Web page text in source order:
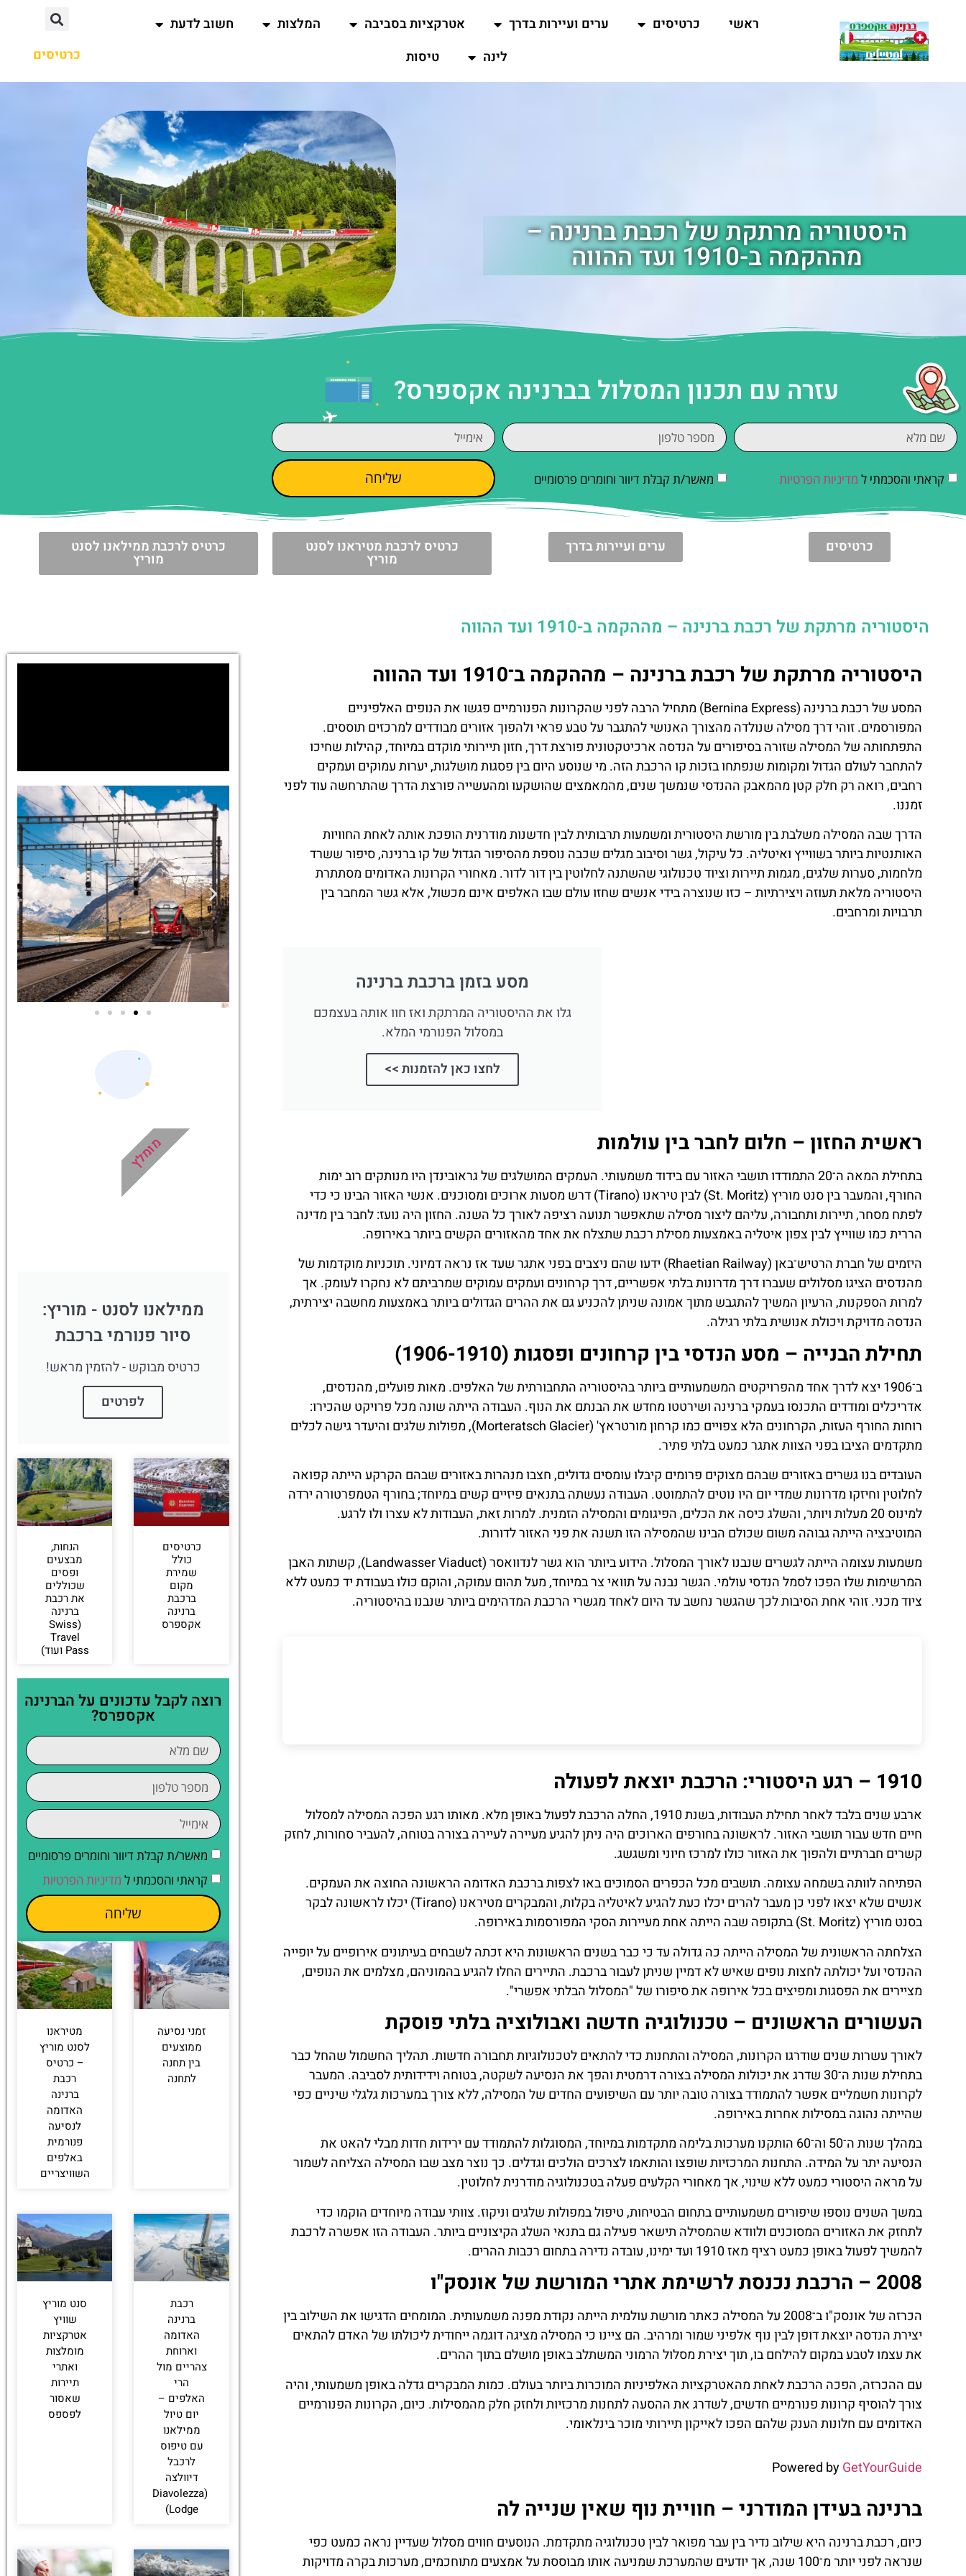
ראשי כרטיסים ערים ועיירות בדרך אטרקציות בסביבה המלצות
חשוב לדעת
לינה
טיסות כרטיסים
היסטוריה מרתקת של רכבת ברנינה –
מההקמה ב-1910 ועד ההווה
עזרה עם תכנון המסלול בברנינה אקספרס?
קראתי והסכמתי ל מדיניות הפרטיות מאשר/ת קבלת דיוור וחומרים פרסומיים שליחה
כרטיסים ערים ועיירות בדרך כרטיס לרכבת מטיראנו לסנט
מוריץ
כרטיס לרכבת ממילאנו לסנט
מוריץ
היסטוריה מרתקת של רכבת ברנינה – מההקמה ב-1910 ועד ההווה
היסטוריה מרתקת של רכבת ברנינה – מההקמה ב־1910 ועד ההווה
המסע של רכבת ברנינה (Bernina Express) מתחיל הרבה לפני שהקרונות הפנורמיים פגשו את הנופים האלפיניים
המפורסמים. זוהי דרך מסילה שנולדה מהצורך האנושי להתגבר על טבע פראי ולהפוך אזורים מבודדים למרכזים תוססים.
התפתחותה של המסילה שזורה בסיפורים על הנדסה ארכיטקטונית פורצת דרך, חזון תיירותי מוקדם במיוחד, קהילות שחיכו
להתחבר לעולם הגדול ומקומות שנפתחו בזכות קו הרכבת הזה. מי שנוסע היום בין פסגות מושלגות, יערות עמוקים ועמקים
רחבים, רואה רק חלק קטן מהמאבק ההנדסי שנמשך שנים, מהמאמצים שהושקעו ומהעשייה פורצת הדרך שהתרחשה עוד לפני
זמננו.
הדרך שבה המסילה משלבת בין מורשת היסטורית ומשמעות תרבותית לבין חדשנות מודרנית הופכת אותה לאחת החוויות
האותנטיות ביותר בשווייץ ואיטליה. כל עיקול, גשר וסיבוב מגלים שכבה נוספת מהסיפור הגדול של קו ברנינה, סיפור ששרד
מלחמות, סערות שלגים, מגמות תיירות וציוד טכנולוגי שהשתנה לחלוטין בין דור לדור. מאחורי הקרונות האדומים מסתתרת
היסטוריה מלאת תעוזה ויצירתיות – כזו שנוצרה בידי אנשים שחזו עולם שבו האלפים אינם מכשול, אלא גשר המחבר בין
תרבויות ומרחבים.
מסע בזמן ברכבת ברנינה
גלו את ההיסטוריה המרתקת ואז חוו אותה בעצמכם
במסלול הפנורמי המלא.
לחצו כאן להזמנות >>
ראשית החזון – חלום לחבר בין עולמות
בתחילת המאה ה־20 התמודדו תושבי האזור עם בידוד משמעותי. העמקים המושלגים של גראובינדן היו מנותקים רוב ימות
החורף, והמעבר בין סנט מוריץ (St. Moritz) לבין טיראנו (Tirano) דרש מסעות ארוכים ומסוכנים. אנשי האזור הבינו כי כדי
לפתח מסחר, תיירות ותחבורה, עליהם ליצור מסילה שתאפשר תנועה רציפה לאורך כל השנה. החזון היה נועז: לחבר בין מדינה
הררית כמו שווייץ לבין צפון איטליה באמצעות מסילת רכבת שתצלח את אחד מהאזורים הקשים ביותר באירופה.
היזמים של חברת הרטיש־באן (Rhaetian Railway) ידעו שהם ניצבים בפני אתגר שעד אז נראה דמיוני. תוכניות מוקדמות של
מהנדסים הציגו מסלולים שעברו דרך מדרונות בלתי אפשריים, דרך קרחונים ועמקים עמוקים שמרביתם לא נחקרו לעומק. אך
למרות הספקנות, הרעיון המשיך להתגבש מתוך אמונה שניתן להכניע גם את ההרים הגדולים ביותר באמצעות מחשבה יצירתית,
הנדסה מדויקת ויכולת אנושית בלתי רגילה.
תחילת הבנייה – מסע הנדסי בין קרחונים ופסגות (1906-1910)
ב־1906 יצא לדרך אחד מהפרויקטים המשמעותיים ביותר בהיסטוריה התחבורתית של האלפים. מאות פועלים, מהנדסים,
אדריכלים ומודדים התכנסו בעמקי ברנינה ושירטטו מחדש את הבנתם את הנוף. העבודה הייתה שונה מכל פרויקט שהכירו:
רוחות החורף העזות, הקרחונים הלא צפויים כמו קרחון מורטראץ' (Morteratsch Glacier), מפולות שלגים והיעדר גישה לכלים
מתקדמים הציבו בפני הצוות אתגר כמעט בלתי פתיר.
העובדים בנו גשרים באזורים שבהם מצוקים פרומים קיבלו עומסים גדולים, חצבו מנהרות באזורים שבהם הקרקע הייתה קפואה
לחלוטין וחיזקו מדרונות שמדי יום היו נוטים להתמוטט. העבודה נעשתה בתנאים פיזיים קשים במיוחד; בחורף הטמפרטורה ירדה
למינוס 20 מעלות ויותר, והשלג כיסה את הכלים, הפיגומים והמסילה הזמנית. למרות זאת, העבודות לא עצרו ולו לרגע.
המוטיבציה הייתה גבוהה משום שכולם הבינו שהמסילה הזו תשנה את פני האזור לדורות.
משמעות עצומה הייתה לגשרים שנבנו לאורך המסלול. הידוע ביותר הוא גשר לנדוואסר (Landwasser Viaduct), קשתות האבן
המרשימות שלו הפכו לסמל הנדסי עולמי. הגשר נבנה על תוואי צר במיוחד, מעל תהום עמוקה, והוקם כולו בעבודת יד כמעט ללא
ציוד מכני. זוהי אחת הסיבות לכך שהגשר נחשב עד היום לאחד מגשרי הרכבת המדהימים ביותר שנבנו בהיסטוריה.
1910 – רגע היסטורי: הרכבת יוצאת לפעולה
ארבע שנים בלבד לאחר תחילת העבודות, בשנת 1910, החלה הרכבת לפעול באופן מלא. מאותו רגע הפכה המסילה למסלול
חיים חדש עבור תושבי האזור. לראשונה בחורפים הארוכים היה ניתן להגיע מעיירה לעיירה בצורה בטוחה, להעביר סחורות, לחזק
קשרים חברתיים ולהפוך את האזור כולו למרכז חיוני ומשגשג.
הפתיחה לוותה בשמחה עצומה. תושבים מכל הכפרים הסמוכים באו לצפות ברכבת האדומה הראשונה החוצה את העמקים.
אנשים שלא יצאו לפני כן מעבר להרים יכלו כעת להגיע לאיטליה בקלות, והמבקרים מטיראנו (Tirano) יכלו לראשונה לבקר
בסנט מוריץ (St. Moritz) בתקופה שבה הייתה אחת מעיירות הסקי המפורסמות באירופה.
הצלחתה הראשונית של המסילה הייתה כה גדולה עד כי כבר בשנים הראשונות היא זכתה לשבחים בעיתונים אירופיים על יופייה
ההנדסי ועל יכולתה לחצות נופים שאיש לא דמיין שניתן לעבור ברכבת. התיירים החלו להגיע בהמוניהם, מצלמים את הנופים,
מציירים את הפסגות ומפיצים בכל אירופה את סיפורו של "המסלול הבלתי אפשרי".
העשורים הראשונים – טכנולוגיה חדשה ואבולוציה בלתי פוסקת
לאורך עשרות שנים שודרגו הקרונות, המסילה והתחנות כדי להתאים לטכנולוגיות תחבורה חדשות. תהליך החשמול שהחל כבר
בתחילת שנות ה־30 שדרג את יכולות המסילה בצורה דרמטית והפך את הנסיעה לשקטה, בטוחה וידידותית לסביבה. המעבר
לקרונות חשמליים אפשר להתמודד בצורה טובה יותר עם השיפועים החדים של המסילה, ללא צורך במערכות גלגלי שיניים כפי
שהייתה נהוגה במסילות אחרות באירופה.
במהלך שנות ה־50 וה־60 הותקנו מערכות בלימה מתקדמות במיוחד, המסוגלות להתמודד עם ירידות חדות מבלי להאט את
הנסיעה יתר על המידה. התחנות המרכזיות שופצו והותאמו לצרכים הולכים וגדלים. כך נוצר מצב שבו המסילה הצליחה לשמור
על מראה היסטורי כמעט ללא שינוי, אך מאחורי הקלעים פעלה בטכנולוגיה מודרנית לחלוטין.
במשך השנים נוספו שיפורים משמעותיים בתחום הבטיחות, טיפול במפולות שלגים וניקוז. צוותי עבודה מיוחדים הוקמו כדי
לתחזק את האזורים המסוכנים ולוודא שהמסילה תישאר פעילה גם בתנאי השלג הקיצוניים ביותר. העבודה הזו אפשרה לרכבת
להמשיך לפעול באופן כמעט רציף מאז 1910 ועד ימינו, עובדה נדירה בתחום רכבות ההרים.
2008 – הרכבת נכנסת לרשימת אתרי המורשת של אונסק"ו
הכרזה של אונסק"ו ב־2008 על המסילה כאתר מורשת עולמית הייתה נקודת מפנה משמעותית. המומחים הדגישו את השילוב בין
יצירת הנדסה יוצאת דופן לבין נוף אלפיני שמור ומרהיב. הם ציינו כי המסילה מציגה דוגמה ייחודית ליכולתו של האדם להתאים
את עצמו לטבע במקום להילחם בו, תוך יצירת מסלול הרמוני המשתלב באופן מושלם בתוך ההרים.
עם ההכרזה, הפכה הרכבת לאחת מהאטרקציות האלפיניות המוכרות ביותר בעולם. כמות המבקרים גדלה באופן משמעותי, והיה
צורך להוסיף קרונות פנורמיים חדשים, לשדרג את ההסעה לתחנות מרכזיות ולחזק חלק מהמסילות. כיום, הקרונות הפנורמיים
האדומים עם חלונות הענק שלהם הפכו לאייקון תיירותי מוכר בינלאומי.
Powered byGetYourGuide
ברנינה בעידן המודרני – חוויית נוף שאין שנייה לה
כיום, רכבת ברנינה היא שילוב נדיר בין עבר מפואר לבין טכנולוגיה מתקדמת. הנוסעים חווים מסלול שעדיין נראה כמעט כפי
שנראה לפני יותר מ־100 שנה, אך יודעים שהמערכת שמניעה אותו מבוססת על אמצעים מתוחכמים, מערכות בקרה מדויקות
פה!
השכרת
כרטיסים
אטרקציות
בסביבה
שאסור לכם
לפספס!
לחצו פה!
ממילאנו לסנט - מוריץ:
סיור פנורמי ברכבת
כרטיס מבוקש - להזמין מראש!
לפרטים
מומלץ
כרטיסים
כולל
שמירת
מקום
ברכבת
ברנינה
אקספרס
הנחות,
מבצעים
ופסים
שכוללים
את רכבת
ברנינה
(Swiss
Travel
Pass ועוד)
רוצה לקבל עדכונים על הברנינה
אקספרס?
מאשר/ת קבלת דיוור וחומרים פרסומיים
קראתי והסכמתי ל מדיניות הפרטיות
שליחה
זמני נסיעה
ממוצעים
בין תחנה
לתחנה
מטיראנו
לסנט מוריץ
– כרטיס
רכבת
ברנינה
האדומה
לנסיעה
פנורמית
באלפים
השוויצריים
רכבת
ברנינה
האדומה
וארוחת
צהריים מול
הרי
האלפים –
יום טיול
ממילאנו
עם טיפוס
לרכבל
דיוולצה
(Diavolezza
Lodge)
סנט מוריץ
שוויץ
אטרקציות
מומלצות
ואתרי
תיירות
שאסור
לפספס